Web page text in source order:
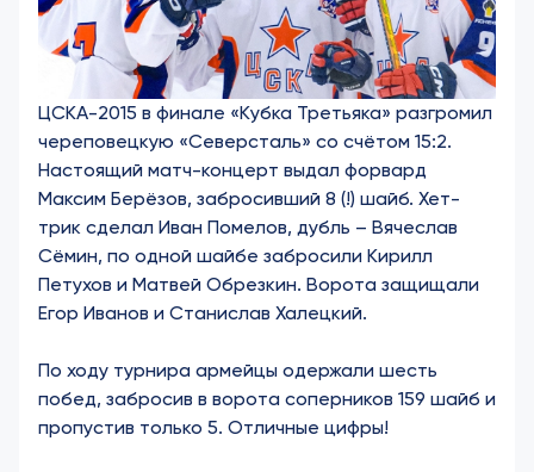
ЦСКА-2015 в финале «Кубка Третьяка» разгромил
череповецкую «Северсталь» со счётом 15:2.
Настоящий матч-концерт выдал форвард
Максим Берёзов, забросивший 8 (!) шайб. Хет-
трик сделал Иван Помелов, дубль – Вячеслав
Сёмин, по одной шайбе забросили Кирилл
Петухов и Матвей Обрезкин. Ворота защищали
Егор Иванов и Станислав Халецкий.
По ходу турнира армейцы одержали шесть
побед, забросив в ворота соперников 159 шайб и
пропустив только 5. Отличные цифры!